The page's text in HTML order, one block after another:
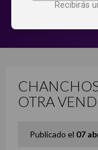
OTRA
Publicado el 07
Recibirás